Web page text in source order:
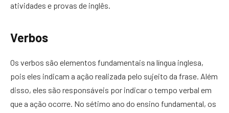
atividades e provas de inglês.
Verbos
Os verbos são elementos fundamentais na língua inglesa,
pois eles indicam a ação realizada pelo sujeito da frase. Além
disso, eles são responsáveis por indicar o tempo verbal em
que a ação ocorre. No sétimo ano do ensino fundamental, os